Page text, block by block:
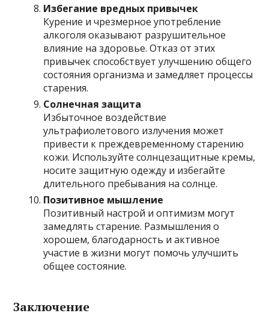
Избегание вредных привычек
Курение и чрезмерное употребление
алкоголя оказывают разрушительное
влияние на здоровье. Отказ от этих
привычек способствует улучшению общего
состояния организма и замедляет процессы
старения.
Солнечная защита
Избыточное воздействие
ультрафиолетового излучения может
привести к преждевременному старению
кожи. Используйте солнцезащитные кремы,
носите защитную одежду и избегайте
длительного пребывания на солнце.
Позитивное мышление
Позитивный настрой и оптимизм могут
замедлять старение. Размышления о
хорошем, благодарность и активное
участие в жизни могут помочь улучшить
общее состояние.
Заключение